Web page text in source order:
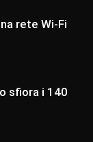
rete Wi-Fi
sfiora i 140